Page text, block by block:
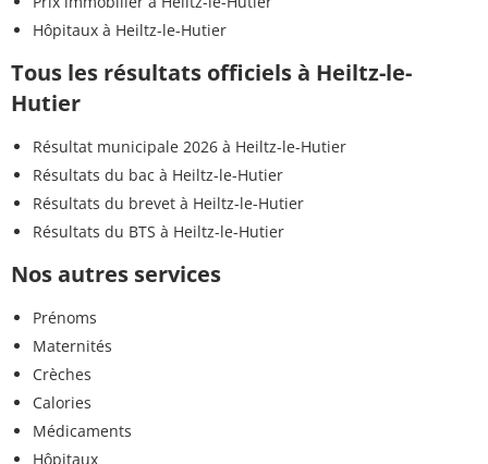
Hôpitaux à Heiltz-le-Hutier
Tous les résultats officiels à Heiltz-le-
Hutier
Résultat municipale 2026 à Heiltz-le-Hutier
Résultats du bac à Heiltz-le-Hutier
Résultats du brevet à Heiltz-le-Hutier
Résultats du BTS à Heiltz-le-Hutier
Nos autres services
Prénoms
Maternités
Crèches
Calories
Médicaments
Hôpitaux